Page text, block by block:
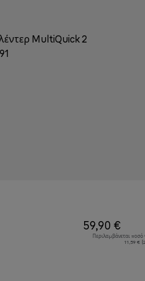
59,90 €
Περιλαμβάνεται
11,59 €